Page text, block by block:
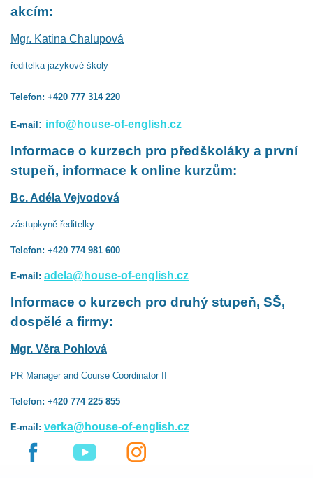
akcím:
Mgr. Katina Chalupová
ředitelka jazykové školy
Telefon: +420 777 314 220
E-mail : info@house-of-english.cz
Informace o kurzech pro předškoláky a první
stupeň, informace k online kurzům:
Bc. Adéla Vejvodová
zástupkyně ředitelky
Telefon: +420 774 981 600
E-mail: adela@house-of-english.cz
Informace o kurzech pro druhý stupeň, SŠ,
dospělé a firmy:
Mgr. Věra Pohlová
PR Manager and Course Coordinator II
Telefon: +420 774 225 855
E-mail: verka@house-of-english.cz